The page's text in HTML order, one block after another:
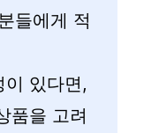
들에게 적
이 있다면,
품을 고려